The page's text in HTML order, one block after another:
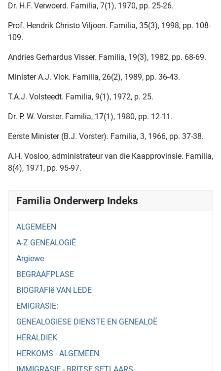
Familia Onderwerp Indeks
ALGEMEEN
A-Z GENEALOGIË
Argiewe
BEGRAAFPLASE
BIOGRAFIë VAN LEDE
EMIGRASIE:
GENEALOGIESE DIENSTE EN GENEALOË
HERALDIEK
HERKOMS - ALGEMEEN
Dr. H.F. Verwoerd. Familia, 7(1), 1970, pp. 25-26.
Prof. Hendrik Christo Viljoen. Familia, 35(3), 1998, pp. 108-
109.
Andries Gerhardus Visser. Familia, 19(3), 1982, pp. 68-69.
Minister A.J. Vlok. Familia, 26(2), 1989, pp. 36-43.
T.A.J. Volsteedt. Familia, 9(1), 1972, p. 25.
Dr. P. W. Vorster. Familia, 17(1), 1980, pp. 12-11.
Eerste Minister (B.J. Vorster). Familia, 3, 1966, pp. 37-38.
A.H. Vosloo, administrateur van die Kaapprovinsie. Familia,
8(4), 1971, pp. 95-97.